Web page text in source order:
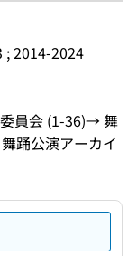
; 2014-2024
員会 (1-36)→ 舞
踊公演アーカイ